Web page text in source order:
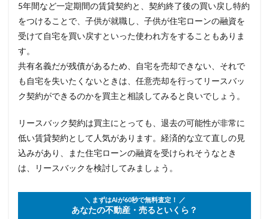
5年間など一定期間の賃貸契約と、契約終了後の買い戻し特約
をつけることで、子供が就職し、子供が住宅ローンの融資を
受けて自宅を買い戻すといった使われ方をすることもありま
す。
共有名義だが残債があるため、自宅を売却できない、それで
も自宅を失いたくないときは、任意売却を行ってリースバッ
ク契約ができるのかを買主と相談してみると良いでしょう。
リースバック契約は買主にとっても、退去の可能性が非常に
低い賃貸契約として人気があります。経済的な立て直しの見
込みがあり、また住宅ローンの融資を受けられそうなとき
は、リースバックを検討してみましょう。
＼ まずはAIが60秒で無料査定！ ／
あなたの不動産・売るといくら？